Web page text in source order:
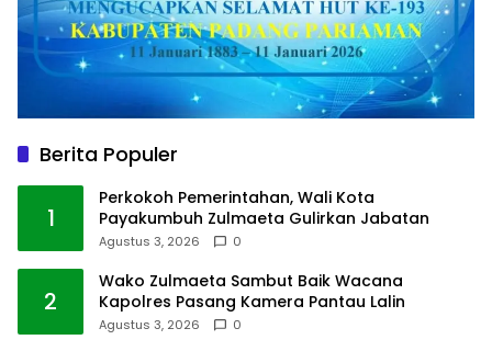
Berita Populer
1
Perkokoh Pemerintahan, Wali Kota
Payakumbuh Zulmaeta Gulirkan Jabatan
Agustus 3, 2026 0
2
Wako Zulmaeta Sambut Baik Wacana
Kapolres Pasang Kamera Pantau Lalin
Agustus 3, 2026 0